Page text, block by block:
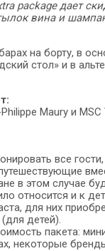
package дает
вина и
на борту, в
стол» и в
Maury и
все
в этом случае
относится и к
для них
(для детей).
пакета:
некоторые